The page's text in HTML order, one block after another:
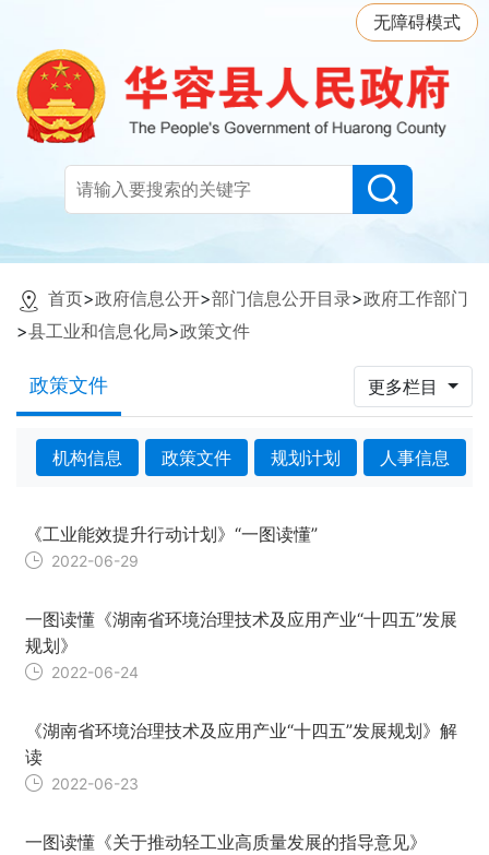
无障碍模式
首页>政府信息公开>部门信息公开目录>政府工作部门
>县工业和信息化局>政策文件
政策文件 更多栏目
机构信息 政策文件 规划计划 人事信息
《工业能效提升行动计划》“一图读懂”
2022-06-29
一图读懂《湖南省环境治理技术及应用产业“十四五”发展
规划》
2022-06-24
《湖南省环境治理技术及应用产业“十四五”发展规划》解
读
2022-06-23
一图读懂《关于推动轻工业高质量发展的指导意见》